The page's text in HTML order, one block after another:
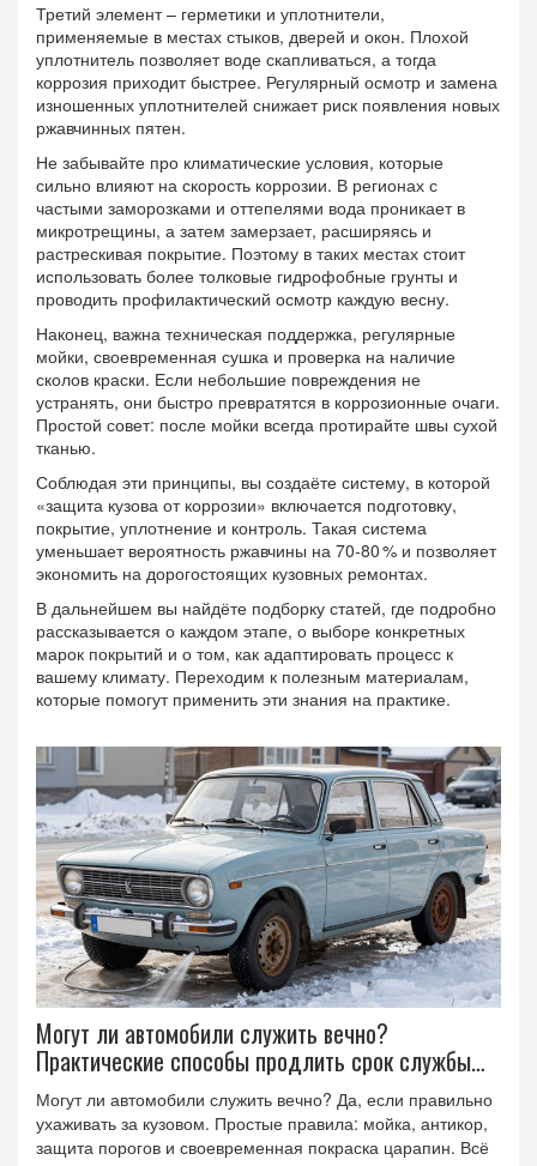
Третий элемент – герметики и уплотнители,
применяемые в местах стыков, дверей и окон. Плохой
уплотнитель позволяет воде скапливаться, а тогда
коррозия приходит быстрее. Регулярный осмотр и замена
изношенных уплотнителей снижает риск появления новых
ржавчинных пятен.
Не забывайте про климатические условия, которые
сильно влияют на скорость коррозии. В регионах с
частыми заморозками и оттепелями вода проникает в
микротрещины, а затем замерзает, расширяясь и
растрескивая покрытие. Поэтому в таких местах стоит
использовать более толковые гидрофобные грунты и
проводить профилактический осмотр каждую весну.
Наконец, важна техническая поддержка, регулярные
мойки, своевременная сушка и проверка на наличие
сколов краски. Если небольшие повреждения не
устранять, они быстро превратятся в коррозионные очаги.
Простой совет: после мойки всегда протирайте швы сухой
тканью.
Соблюдая эти принципы, вы создаёте систему, в которой
«защита кузова от коррозии» включается подготовку,
покрытие, уплотнение и контроль. Такая система
уменьшает вероятность ржавчины на 70‑80 % и позволяет
экономить на дорогостоящих кузовных ремонтах.
В дальнейшем вы найдёте подборку статей, где подробно
рассказывается о каждом этапе, о выборе конкретных
марок покрытий и о том, как адаптировать процесс к
вашему климату. Переходим к полезным материалам,
которые помогут применить эти знания на практике.
Могут ли автомобили служить вечно?
Практические способы продлить срок службы
кузова
Могут ли автомобили служить вечно? Да, если правильно
ухаживать за кузовом. Простые правила: мойка, антикор,
защита порогов и своевременная покраска царапин. Всё